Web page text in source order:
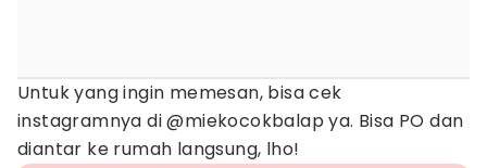
Untuk yang ingin memesan, bisa cek
instagramnya di @miekocokbalap ya. Bisa PO dan
diantar ke rumah langsung, lho!